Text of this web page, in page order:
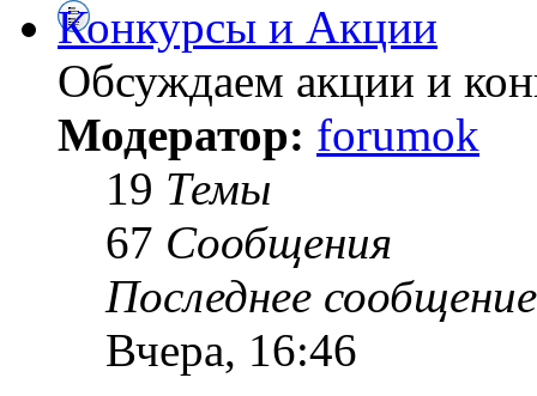
Конкурсы и Акции
Обсуждаем акции и
Модератор: forumok
19 Темы
67 Сообщения
Последнее сообщение
Вчера, 16:46